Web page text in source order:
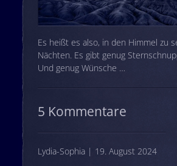
Es heißt es also, in den Himmel zu
Nächten. Es gibt genug
Und genug Wünsche …
5 Kommentare
Lydia-Sophia | 19. August 2024